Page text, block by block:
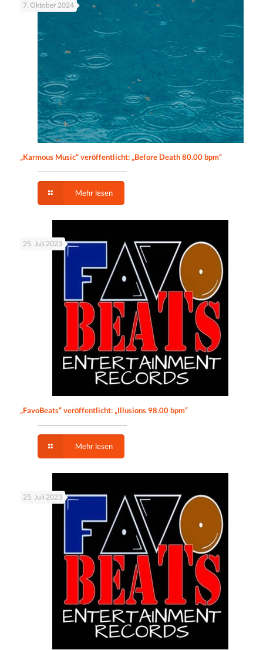
7. Oktober 2024
„Karmous Music“ veröffentlicht: „Before Death 80.00 bpm“
Mehr lesen
25. Juli 2023
„FavoBeats“ veröffentlicht: „Illusions 98.00 bpm“
Mehr lesen
25. Juli 2023